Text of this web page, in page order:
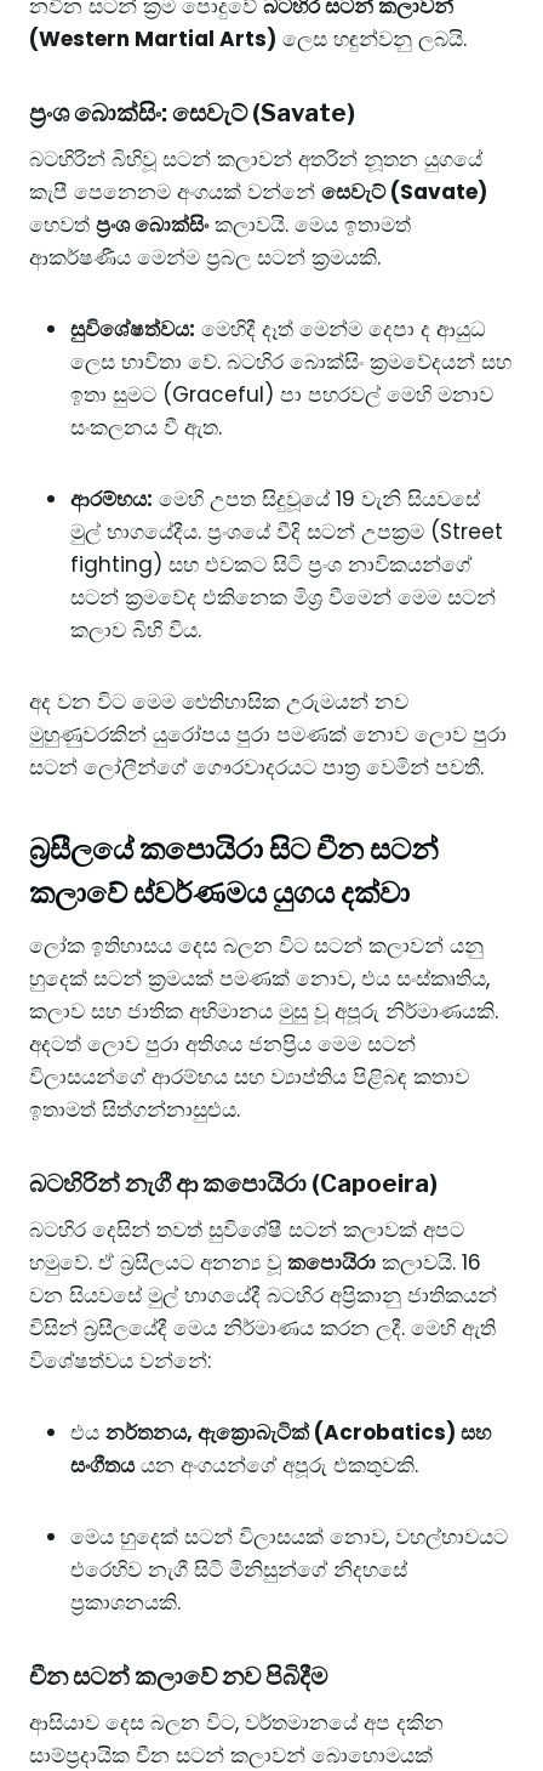
(Western Martial Arts) ලෙස හඳුන්වනු ලබයි.
​ප්‍රංශ බොක්සිං: සෙවැට් (Savate)
​බටහිරින් බිහිවූ සටන් කලාවන් අතරින් නූතන යුගයේ
කැපී පෙනෙනම අංගයක් වන්නේ සෙවැට් (Savate)
හෙවත් ප්‍රංශ බොක්සිංකලාවයි. මෙය ඉතාමත්
ආකර්ෂණීය මෙන්ම ප්‍රබල සටන් ක්‍රමයකි.
සුවිශේෂත්වය: මෙහිදී දෑත් මෙන්ම දෙපා ද ආයුධ
ලෙස භාවිතා වේ. බටහිර බොක්සිං ක්‍රමවේදයන් සහ
ඉතා සුමට (Graceful) පා පහරවල් මෙහි මනාව
සංකලනය වී ඇත.
ආරම්භය: මෙහි උපත සිදුවූයේ 19 වැනි සියවසේ
මුල් භාගයේදීය. ප්‍රංශයේ වීදි සටන් උපක්‍රම (Street
fighting) සහ එවකට සිටි ප්‍රංශ නාවිකයන්ගේ
සටන් ක්‍රමවේද එකිනෙක මිශ්‍ර වීමෙන් මෙම සටන්
කලාව බිහි විය.
​අද වන විට මෙම ඓතිහාසික උරුමයන් නව
මුහුණුවරකින් යුරෝපය පුරා පමණක් නොව ලොව පුරා
සටන් ලෝලීන්ගේ ගෞරවාදරයට පාත්‍ර වෙමින් පවතී.
බ්‍රසීලයේ කපොයිරා සිට චීන සටන්
කලාවේ ස්වර්ණමය යුගය දක්වා
​ලෝක ඉතිහාසය දෙස බලන විට සටන් කලාවන් යනු
හුදෙක් සටන් ක්‍රමයක් පමණක් නොව, එය සංස්කෘතිය,
කලාව සහ ජාතික අභිමානය මුසු වූ අපූරු නිර්මාණයකි.
අදටත් ලොව පුරා අතිශය ජනප්‍රිය මෙම සටන්
විලාසයන්ගේ ආරම්භය සහ ව්‍යාප්තිය පිළිබඳ කතාව
ඉතාමත් සිත්ගන්නාසුළුය.
​බටහිරින් නැගී ආ කපොයිරා (Capoeira)
​බටහිර දෙසින් තවත් සුවිශේෂී සටන් කලාවක් අපට
හමුවේ. ඒ බ්‍රසීලයට අනන්‍ය වූ කපොයිරා කලාවයි. 16
වන සියවසේ මුල් භාගයේදී බටහිර අප්‍රිකානු ජාතිකයන්
විසින් බ්‍රසීලයේදී මෙය නිර්මාණය කරන ලදී. මෙහි ඇති
විශේෂත්වය වන්නේ:
​එය නර්තනය, ඇක්‍රොබැටික් (Acrobatics) සහ
සංගීතයයන අංගයන්ගේ අපූරු එකතුවකි.
​මෙය හුදෙක් සටන් විලාසයක් නොව, වහල්භාවයට
එරෙහිව නැගී සිටි මිනිසුන්ගේ නිදහසේ
ප්‍රකාශනයකි.
​චීන සටන් කලාවේ නව පිබිදීම
​ආසියාව දෙස බලන විට, වර්තමානයේ අප දකින
සාම්ප්‍රදායික චීන සටන් කලාවන් බොහොමයක්